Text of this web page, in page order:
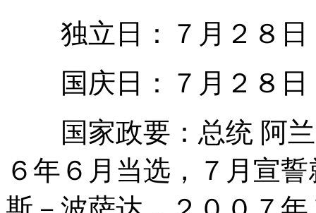
独立日：７月２８日
国庆日：７月２８日
国家政要：总统 阿兰·
６年６月当选，７月宣